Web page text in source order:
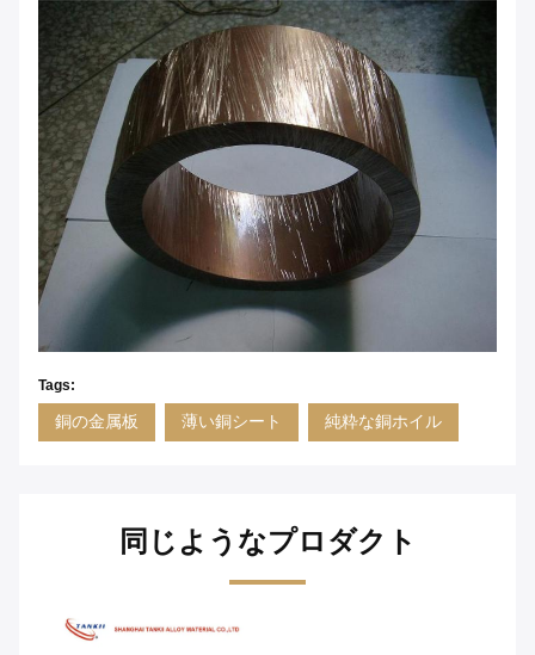
Tags:
銅の金属板 薄い銅シート 純粋な銅ホイル
同じようなプロダクト